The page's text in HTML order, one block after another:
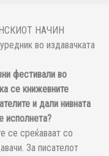
НАЧИН
во издавачката
фестивали во
се книжевните
и дали нивната
исполнета?
се среќаваат со
За писателот